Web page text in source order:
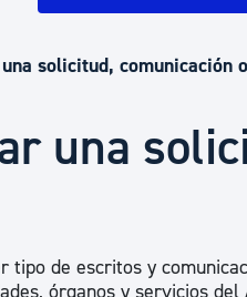
solicitud, comunicación
una
de escritos y